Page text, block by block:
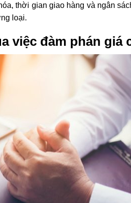
thời gian giao hàng và ngân
loại.
việc đàm phán giá